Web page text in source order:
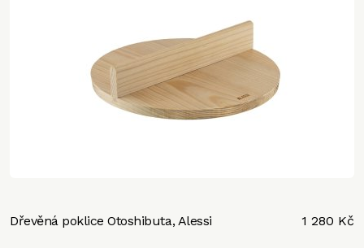
Dřevěná poklice Otoshibuta, Alessi 1 280 Kč